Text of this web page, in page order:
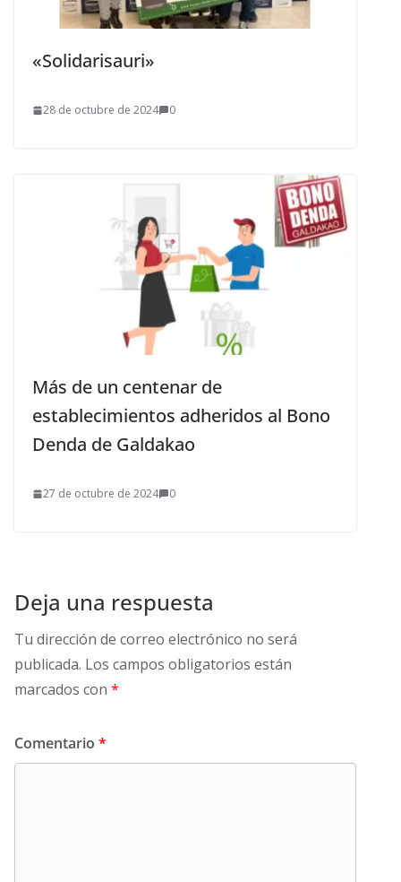
«Solidarisauri»
28 de octubre de 2024 0
Más de un centenar de
establecimientos adheridos al Bono
Denda de Galdakao
27 de octubre de 2024 0
Deja una respuesta
Tu dirección de correo electrónico no será
publicada. Los campos obligatorios están
marcados con *
Comentario *